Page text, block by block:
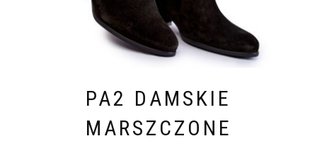
PA2 DAMSKIE
MARSZCZONE